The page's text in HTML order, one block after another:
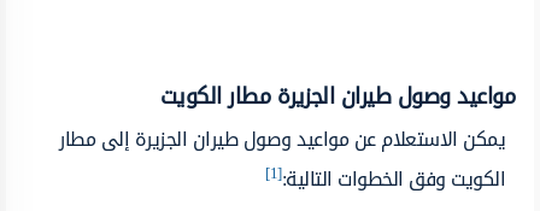
مواعيد وصول طيران الجزيرة مطار الكويت
يمكن الاستعلام عن مواعيد وصول طيران الجزيرة إلى مطار
الكويت وفق الخطوات التالية:[1]